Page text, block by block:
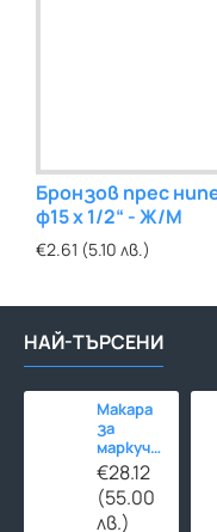
Бронзов прес
ф15 x 1/2“ - Ж/M
€2.61 (5.10 лв.)
НАЙ-ТЪРСЕНИ
Макара
за
маркуч
до 45м с
количка
€28.12
(55.00
лв.)